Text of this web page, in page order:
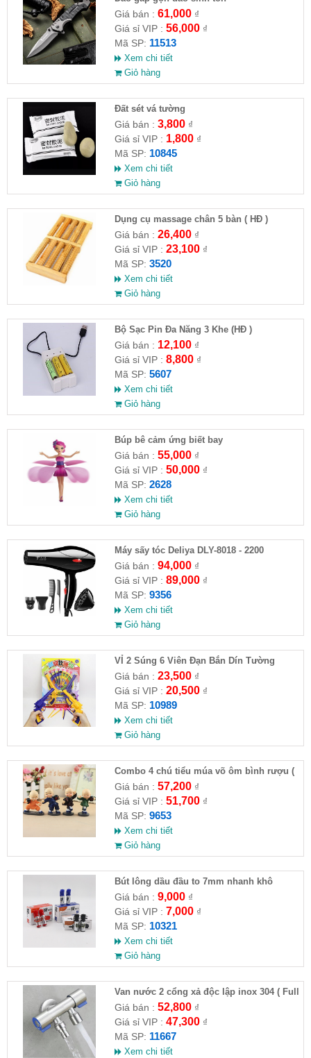
Giá bán : 61,000₫
Giá sỉ VIP : 56,000₫
Mã SP: 11513
Xem chi tiết
Giỏ hàng
Đất sét vá tường
Giá bán : 3,800₫
Giá sỉ VIP : 1,800₫
Mã SP: 10845
Xem chi tiết
Giỏ hàng
Dụng cụ massage chân 5 bàn ( HĐ )
Giá bán : 26,400₫
Giá sỉ VIP : 23,100₫
Mã SP: 3520
Xem chi tiết
Giỏ hàng
Bộ Sạc Pin Đa Năng 3 Khe (HĐ )
Giá bán : 12,100₫
Giá sỉ VIP : 8,800₫
Mã SP: 5607
Xem chi tiết
Giỏ hàng
​Búp bê cảm ứng biết bay
Giá bán : 55,000₫
Giá sỉ VIP : 50,000₫
Mã SP: 2628
Xem chi tiết
Giỏ hàng
Máy sấy tóc Deliya DLY-8018 - 2200
Giá bán : 94,000₫
Giá sỉ VIP : 89,000₫
Mã SP: 9356
Xem chi tiết
Giỏ hàng
VỈ 2 Súng 6 Viên Đạn Bắn Dín Tường
Giá bán : 23,500₫
Giá sỉ VIP : 20,500₫
Mã SP: 10989
Xem chi tiết
Giỏ hàng
Combo 4 chú tiểu múa võ ôm bình rượu (
HĐ )
Giá bán : 57,200₫
Giá sỉ VIP : 51,700₫
Mã SP: 9653
Xem chi tiết
Giỏ hàng
Bút lông dầu đầu to 7mm nhanh khô
Giá bán : 9,000₫
Giá sỉ VIP : 7,000₫
Mã SP: 10321
Xem chi tiết
Giỏ hàng
Van nước 2 cổng xả độc lập inox 304 ( Full
VAT )
Giá bán : 52,800₫
Giá sỉ VIP : 47,300₫
Mã SP: 11667
Xem chi tiết